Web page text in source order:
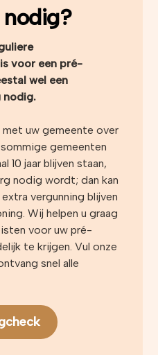
voor een pré-
wel een
nodig.
uw gemeente over
gemeenten
10 jaar blijven staan,
nodig wordt; dan kan
vergunning blijven
Wij helpen u graag
voor uw pré-
te krijgen. Vul onze
snel alle